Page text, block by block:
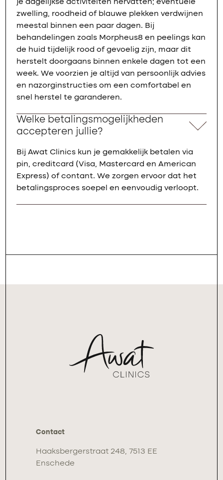
je dagelijkse activiteiten hervatten; eventuele
zwelling, roodheid of blauwe plekken verdwijnen
meestal binnen een paar dagen. Bij
behandelingen zoals Morpheus8 en peelings kan
de huid tijdelijk rood of gevoelig zijn, maar dit
herstelt doorgaans binnen enkele dagen tot een
week. We voorzien je altijd van persoonlijk advies
en nazorginstructies om een comfortabel en
snel herstel te garanderen.
Welke betalingsmogelijkheden
accepteren jullie?
Bij Awat Clinics kun je gemakkelijk betalen via
pin, creditcard (Visa, Mastercard en American
Express) of contant. We zorgen ervoor dat het
betalingsproces soepel en eenvoudig verloopt.
Contact
Haaksbergerstraat 248, 7513 EE
Enschede